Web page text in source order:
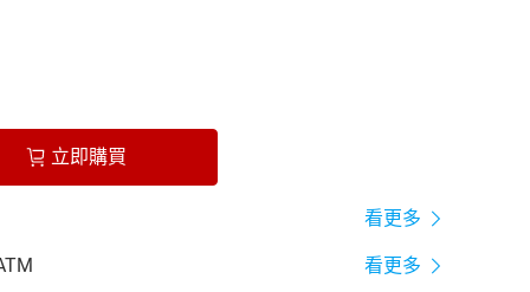
立即購買
看更多
看更多